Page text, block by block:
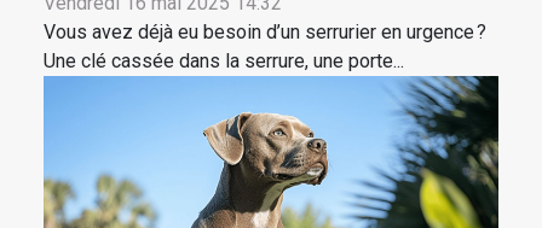
Vous avez déjà eu besoin d’un serrurier en urgence ?
Une clé cassée dans la serrure, une porte...